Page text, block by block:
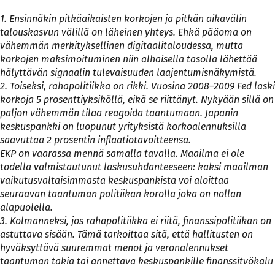
1. Ensinnäkin pitkäaikaisten korkojen ja pitkän aikavälin
talouskasvun välillä on läheinen yhteys. Ehkä pääoma on
vähemmän merkityksellinen digitaalitaloudessa, mutta
korkojen maksimoituminen niin alhaisella tasolla lähettää
hälyttävän signaalin tulevaisuuden laajentumisnäkymistä.
2. Toiseksi, rahapolitiikka on rikki. Vuosina 2008–2009 Fed laski
korkoja 5 prosenttiyksiköllä, eikä se riittänyt. Nykyään sillä on
paljon vähemmän tilaa reagoida taantumaan. Japanin
keskuspankki on luopunut yrityksistä korkoalennuksilla
saavuttaa 2 prosentin inflaatiotavoitteensa.
EKP on vaarassa mennä samalla tavalla. Maailma ei ole
todella valmistautunut laskusuhdanteeseen: kaksi maailman
vaikutusvaltaisimmasta keskuspankista voi aloittaa
seuraavan taantuman politiikan korolla joka on nollan
alapuolella.
3. Kolmanneksi, jos rahapolitiikka ei riitä, finanssipolitiikan on
astuttava sisään. Tämä tarkoittaa sitä, että hallitusten on
hyväksyttävä suuremmat menot ja veronalennukset
taantuman takia tai annettava keskuspankille finanssityökalu